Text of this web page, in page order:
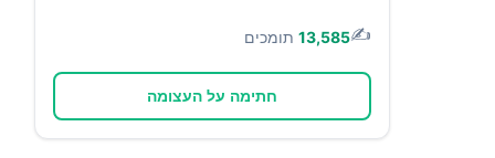
✍️
13,585 תומכים
חתימה על העצומה